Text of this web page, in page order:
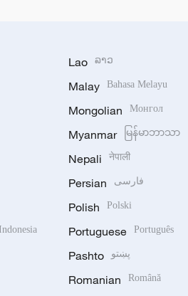
Lao ລາວ
Malay Bahasa Melayu
Mongolian Монгол
Myanmar မြန်မာဘာသာ
Nepali नेपाली
Persian فارسی
Polish Polski
Portuguese Português
Pashto پښتو
Romanian Română